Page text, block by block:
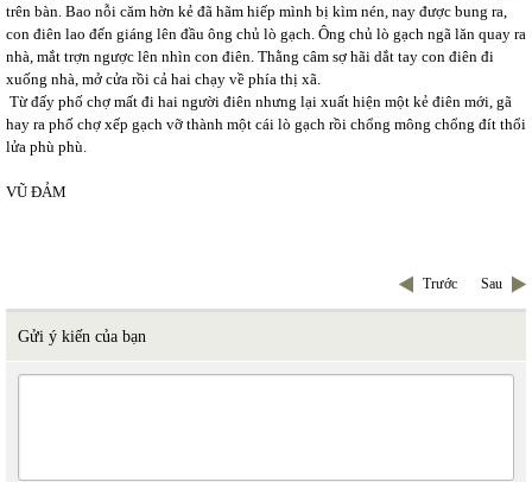
trên bàn. Bao nỗi căm hờn kẻ đã hãm hiếp mình bị kìm nén, nay được bung ra,
con điên lao đến giáng lên đầu ông chủ lò gạch. Ông chủ lò gạch ngã lăn quay ra
nhà, mắt trợn ngược lên nhìn con điên. Thằng câm sợ hãi dắt tay con điên đi
xuống nhà, mở cửa rồi cả hai chạy về phía thị xã.
Từ đấy phố chợ mất đi hai người điên nhưng lại xuất hiện một kẻ điên mới, gã
hay ra phố chợ xếp gạch vỡ thành một cái lò gạch rồi chổng mông chổng đít thổi
lửa phù phù.
VŨ ĐẢM
Trước Sau
Gửi ý kiến của bạn